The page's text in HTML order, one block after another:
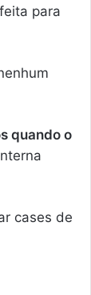
para
quando o
cases de